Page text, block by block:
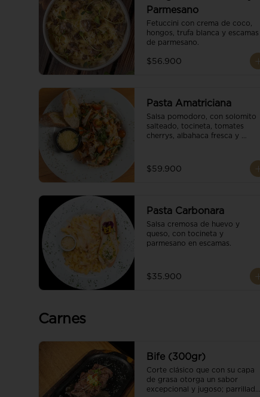
Parmesano
Fetuccini con crema de coco,
hongos, trufa blanca y escamas
de parmesano.
$56.900
Pasta Amatriciana
Salsa pomodoro, con solomito
salteado, tocineta, tomates
cherrys, albahaca fresca y
$59.900
Pasta Carbonara
Salsa cremosa de huevo y
queso, con tocineta y
parmesano en escamas.
$35.900
Carnes
Bife (300gr)
Corte clásico que con su capa
de grasa otorga un sabor
excepcional y jugoso; parrillado